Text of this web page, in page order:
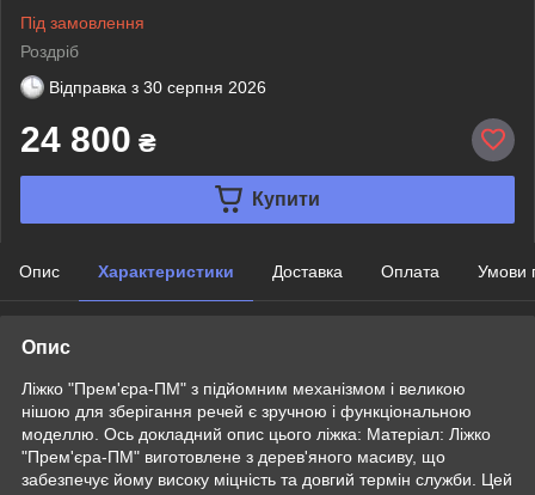
Під замовлення
Роздріб
Відправка з 30 серпня 2026
24 800 ₴
Купити
Опис Характеристики Доставка Оплата Умови
Опис
Ліжко "Прем'єра-ПМ" з підйомним механізмом і великою
нішою для зберігання речей є зручною і функціональною
моделлю. Ось докладний опис цього ліжка: Матеріал: Ліжко
"Прем'єра-ПМ" виготовлене з дерев'яного масиву, що
забезпечує йому високу міцність та довгий термін служби. Цей